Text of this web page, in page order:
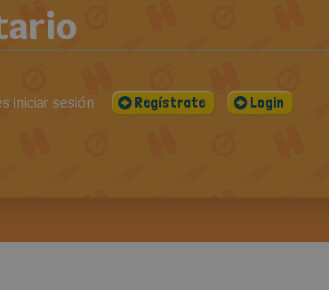
iniciar sesión Regístrate Login